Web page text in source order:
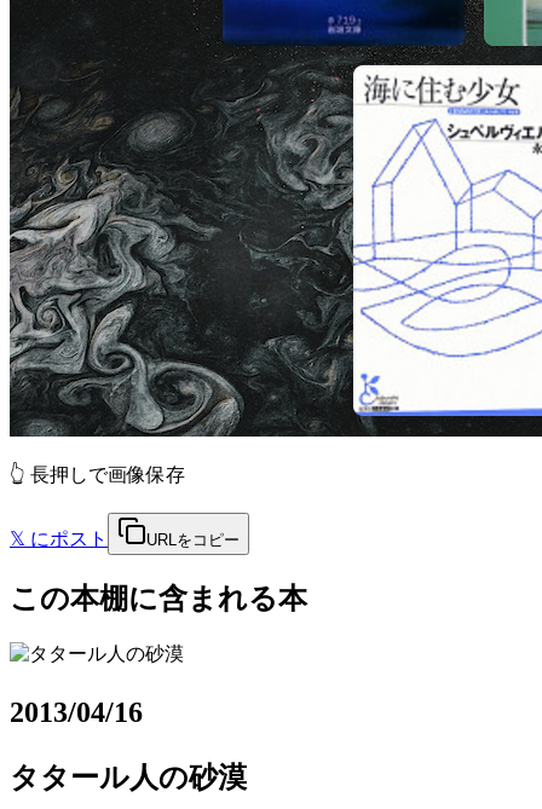
👆 長押しで画像保存
𝕏 にポスト URLをコピー
この本棚に含まれる本
2013/04/16
タタール人の砂漠